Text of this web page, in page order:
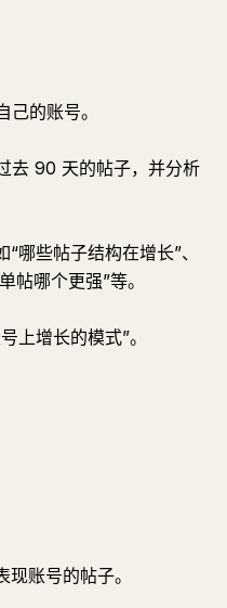
的账号。
去 90 天的帖子，并分析
哪些帖子结构在增长”、
帖哪个更强”等。
上增长的模式”。
账号的帖子。